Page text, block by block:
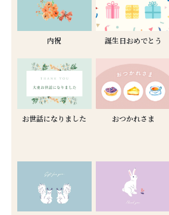
内祝 誕生日おめでとう
お世話になりました おつかれさま